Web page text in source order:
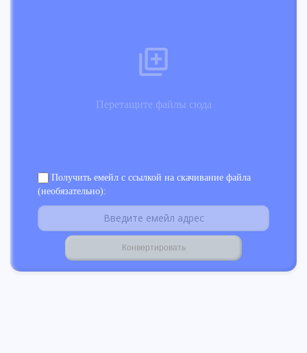
Перетащите файлы сюда
Получить емейл с ссылкой на скачивание файла
(необязательно):